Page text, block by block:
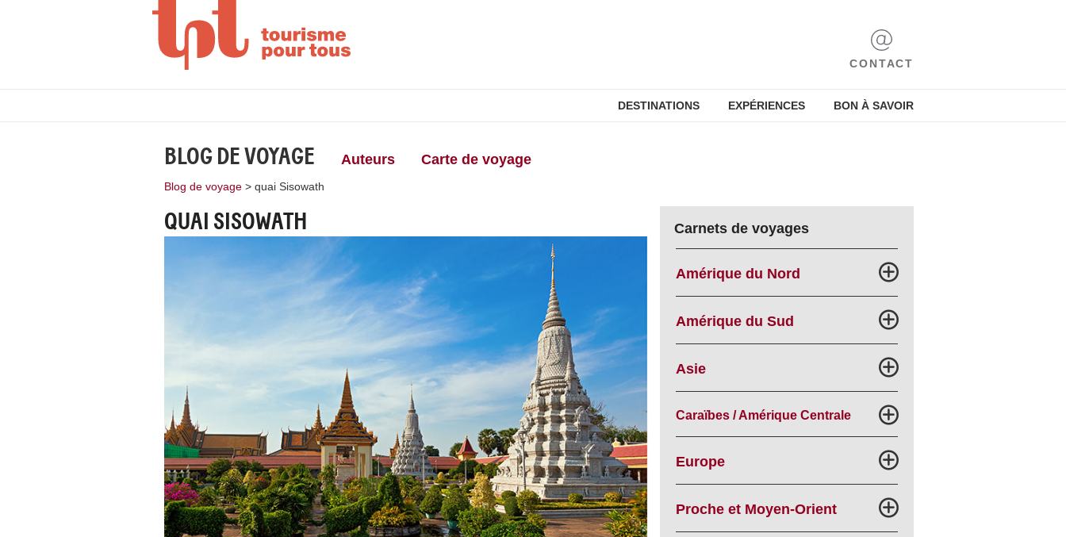
CONTACT
DESTINATIONS EXPÉRIENCES BON À SAVOIR
BLOG DE VOYAGE Auteurs Carte de voyage
Blog de voyage > quai Sisowath
QUAI SISOWATH Carnets de voyages
Amérique du Nord
Amérique du Sud
Asie
Caraïbes / Amérique Centrale
Europe
Proche et Moyen-Orient